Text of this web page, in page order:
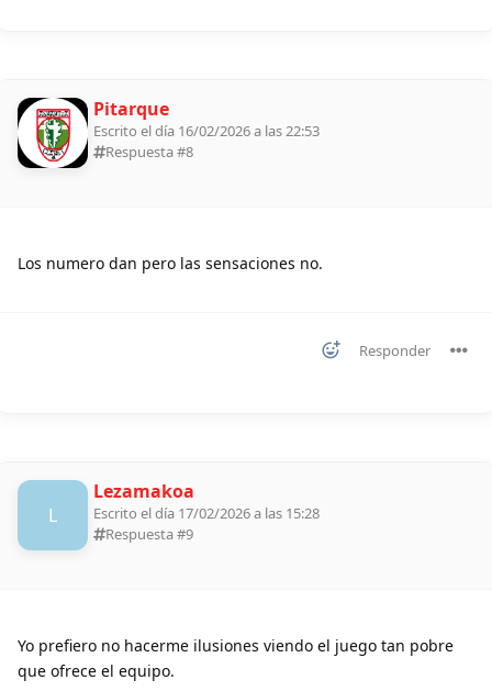
Pitarque
Escrito el día 16/02/2026 a las 22:53
Respuesta #8
Los numero dan pero las sensaciones no.
Responder
L
Lezamakoa
Escrito el día 17/02/2026 a las 15:28
Respuesta #9
Yo prefiero no hacerme ilusiones viendo el juego tan pobre
que ofrece el equipo.